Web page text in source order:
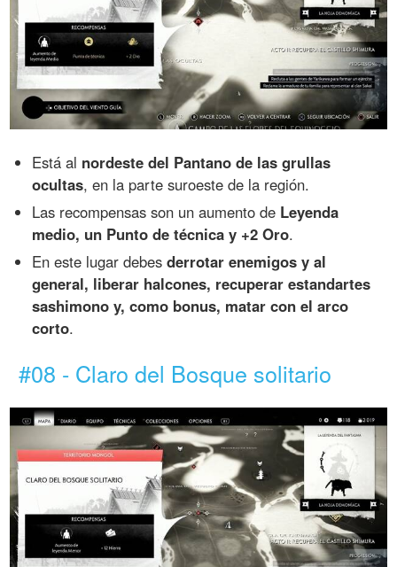
Está al nordeste del Pantano de las grullas
ocultas, en la parte suroeste de la región.
Las recompensas son un aumento de Leyenda
medio, un Punto de técnica y +2 Oro.
En este lugar debesderrotar enemigos y al
general, liberar halcones, recuperar estandartes
sashimono y, como bonus, matar con el arco
corto.
#08 - Claro del Bosque solitario